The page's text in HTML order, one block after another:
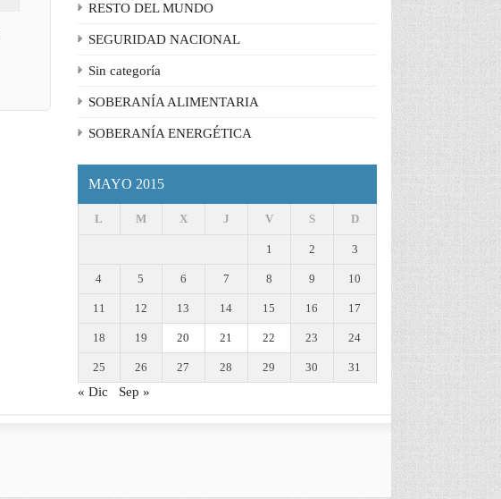
RESTO DEL MUNDO
SEGURIDAD NACIONAL
Sin categoría
SOBERANÍA ALIMENTARIA
SOBERANÍA ENERGÉTICA
MAYO 2015
L M X J V S D
1 2 3
4 5 6 7 8 9 10
11 12 13 14 15 16 17
18 19 20 21 22 23 24
25 26 27 28 29 30 31
« Dic Sep »